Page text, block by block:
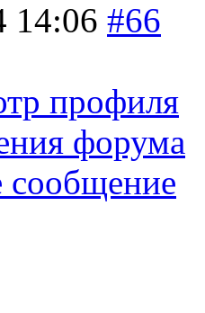
14:06 #66
профиля
форума
сообщение